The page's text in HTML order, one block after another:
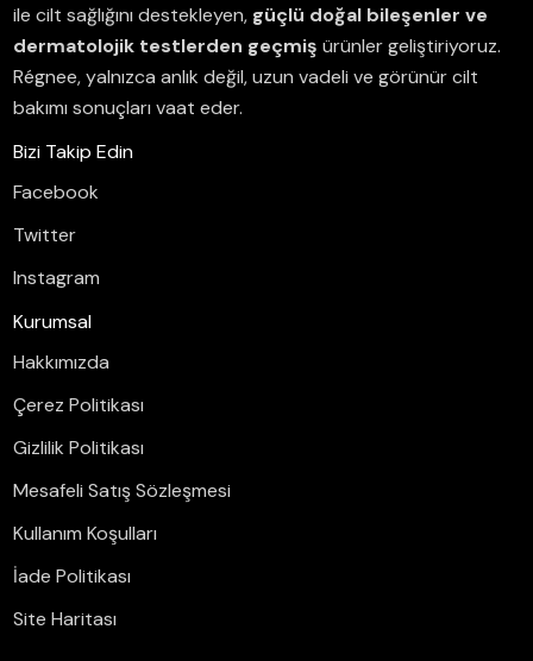
ile cilt sağlığını destekleyen, güçlü doğal bileşenler ve
dermatolojik testlerden geçmiş ürünler geliştiriyoruz.
Régnee, yalnızca anlık değil, uzun vadeli ve görünür cilt
bakımı sonuçları vaat eder.
Bizi Takip Edin
Facebook
Twitter
Instagram
Kurumsal
Hakkımızda
Çerez Politikası
Gizlilik Politikası
Mesafeli Satış Sözleşmesi
Kullanım Koşulları
İade Politikası
Site Haritası